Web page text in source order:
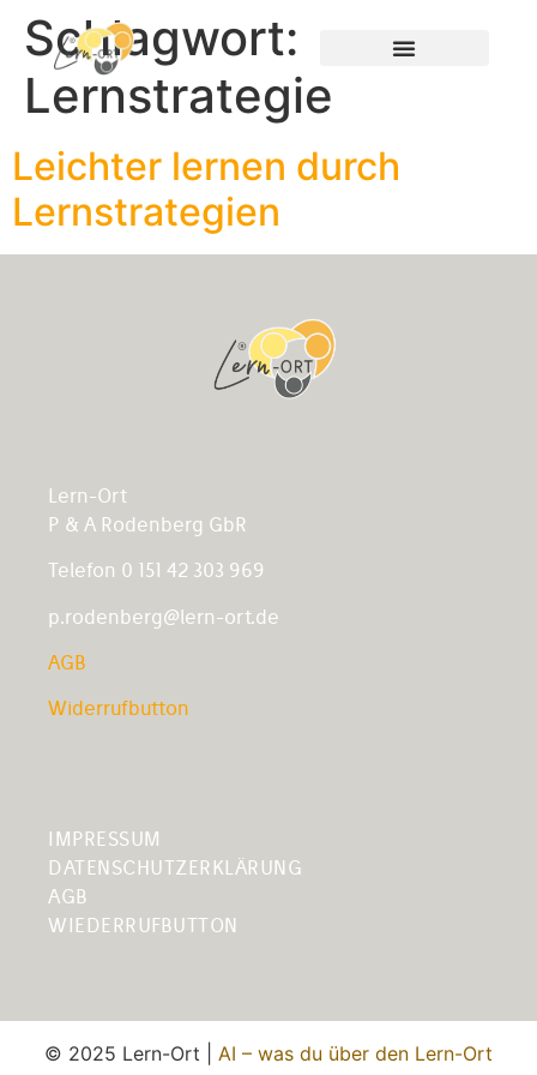
Schlagwort:
Lernstrategie
Leichter lernen durch
Lernstrategien
Lern-Ort
P & A Rodenberg GbR
Telefon 0 151 42 303 969
p.rodenberg@lern-ort.de
AGB
Widerrufbutton
IMPRESSUM
DATENSCHUTZERKLÄRUNG
AGB
WIEDERRUFBUTTON
© 2025 Lern-Ort | AI – was du über den Lern-Ort